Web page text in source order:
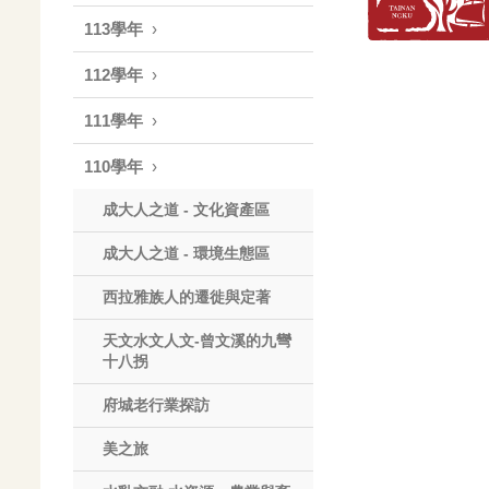
113學年
112學年
111學年
110學年
成大人之道 - 文化資產區
成大人之道 - 環境生態區
西拉雅族人的遷徙與定著
天文水文人文-曾文溪的九彎
十八拐
府城老行業探訪
美之旅